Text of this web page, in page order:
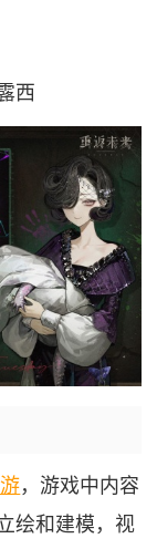
西
，游戏中内容
绘和建模，视